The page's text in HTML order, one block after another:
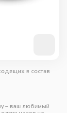
в состав
– ваш любимый